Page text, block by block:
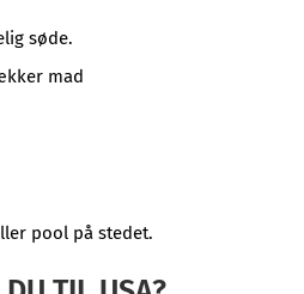
søde.
mad
pool på stedet.